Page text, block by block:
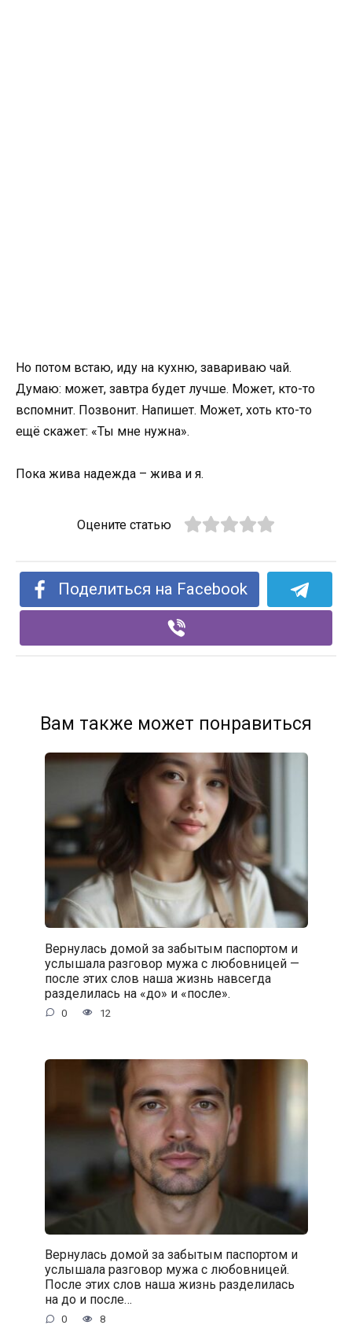
Но потом встаю, иду на кухню, завариваю чай.
Думаю: может, завтра будет лучше. Может, кто-то
вспомнит. Позвонит. Напишет. Может, хоть кто-то
ещё скажет: «Ты мне нужна».
Пока жива надежда – жива и я.
Оцените статью
Поделиться на Facebook
Вам также может понравиться
Вернулась домой за забытым паспортом и
услышала разговор мужа с любовницей —
после этих слов наша жизнь навсегда
разделилась на «до» и «после».
0 12
Вернулась домой за забытым паспортом и
услышала разговор мужа с любовницей.
После этих слов наша жизнь разделилась
на до и после…
0 8